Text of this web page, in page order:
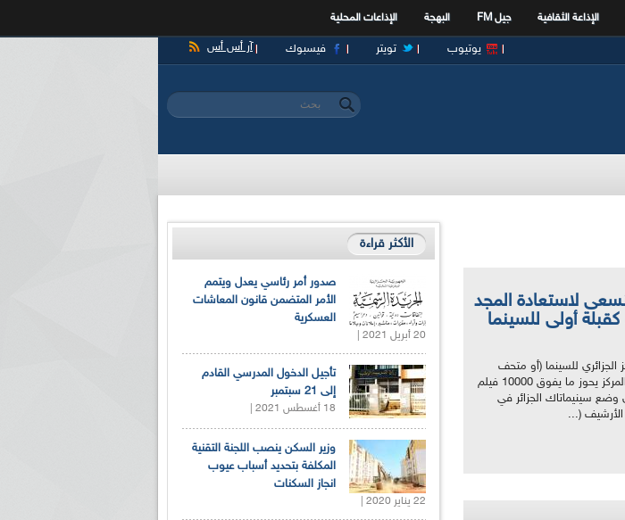
الإذاعة الثقافية جيل FM البهجة الإذاعات المحلية
آر أس أس فيسبوك تويتر يوتيوب
استمارة البحث
‏بحث ‏
لاستعادة المجد
أولى للسينما
الجزائري للسينما (أو متحف
السينيماتاك)، سليم أقار، أن المركز يحوز ما يفوق 10000 فيلم
الذي وضع سينيماتاك الجزائر في
الأرشيف (...
الأكثر قراءة
صدور أمر رئاسي يعدل ويتمم
الأمر المتضمن قانون المعاشات
العسكرية
20 أبريل 2021 |
تأجيل الدخول المدرسي القادم
إلى 21 سبتمبر
18 أغسطس 2021 |
وزير السكن ينصب اللجنة التقنية
المكلفة بتحديد أسباب عيوب
انجاز السكنات
22 يناير 2020 |